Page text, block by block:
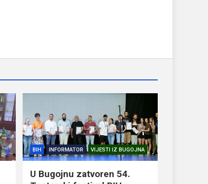
BIH INFORMATOR VIJESTI IZ BUGOJNA
U Bugojnu zatvoren 54.